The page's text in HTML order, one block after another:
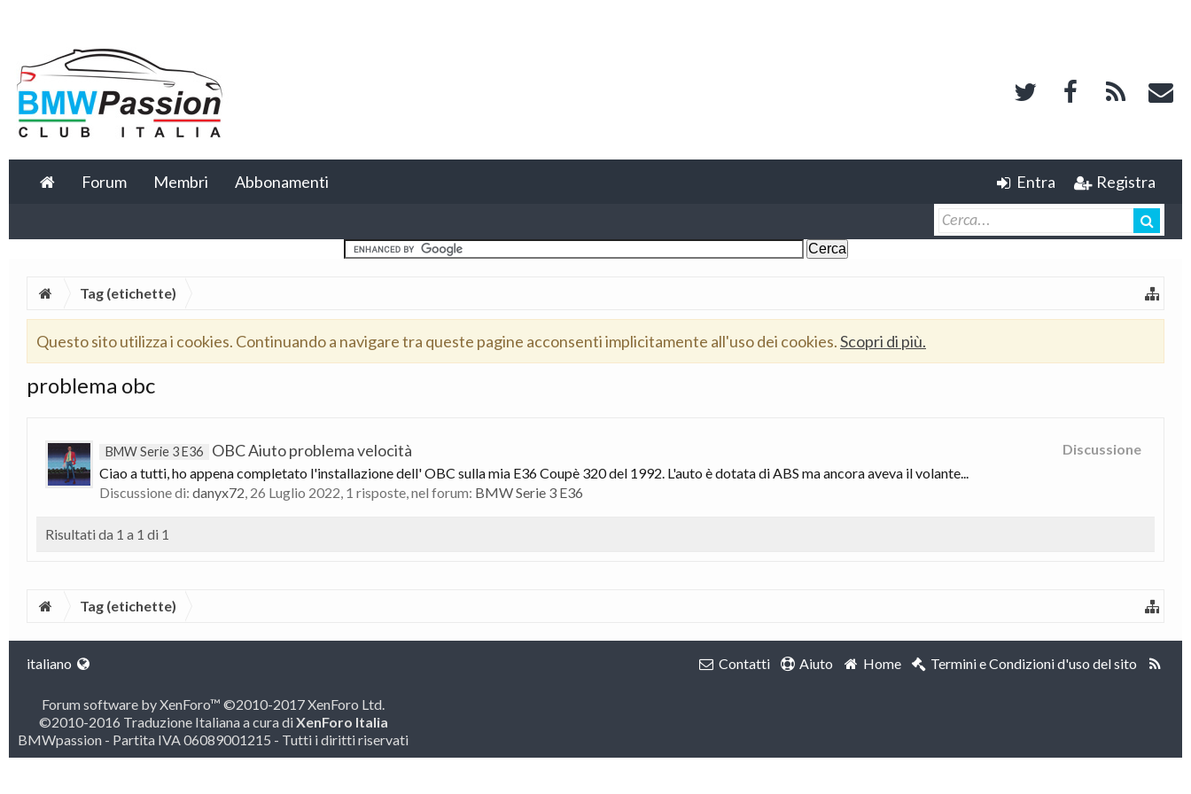
Forum Membri Abbonamenti Entra Registra
Tag (etichette)
Questo sito utilizza i cookies. Continuando a navigare tra queste pagine acconsenti implicitamente all'uso dei cookies.Scopri di più.
problema obc
Discussione
BMW Serie 3 E36 OBC Aiuto problema velocità
Ciao a tutti, ho appena completato l'installazione dell' OBC sulla mia E36 Coupè 320 del 1992. L'auto è dotata di ABS ma ancora aveva il volante...
Discussione di: danyx72, 26 Luglio 2022, 1 risposte, nel forum: BMW Serie 3 E36
Risultati da 1 a 1 di 1
Tag (etichette)
italiano Contatti Aiuto Home Termini e Condizioni d'uso del sito
Forum software by XenForo™ ©2010-2017 XenForo Ltd.
©2010-2016 Traduzione Italiana a cura diXenForo Italia
BMWpassion - Partita IVA 06089001215 - Tutti i diritti riservati